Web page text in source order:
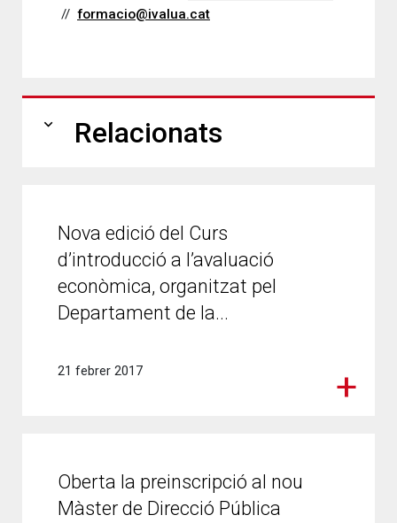
// formacio@ivalua.cat
expand_more Relacionats
Nova edició del Curs
d’introducció a l’avaluació
econòmica, organitzat pel
Departament de la...
21 febrer 2017
Oberta la preinscripció al nou
Màster de Direcció Pública